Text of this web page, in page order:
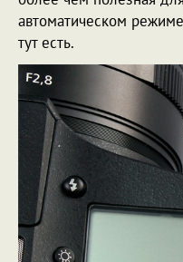
автоматическом
тут есть.